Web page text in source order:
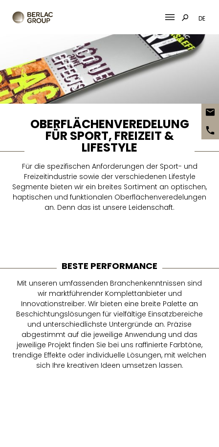
content
DE
OBERFLÄCHENVEREDELUNG
FÜR SPORT, FREIZEIT &
LIFESTYLE
Für die spezifischen Anforderungen der Sport- und
Freizeitindustrie sowie der verschiedenen Lifestyle
Segmente bieten wir ein breites Sortiment an optischen,
haptischen und funktionalen Oberflächenveredelungen
an. Denn das ist unsere Leidenschaft.
BESTE PERFORMANCE
Mit unseren umfassenden Branchenkenntnissen sind
wir marktführender Komplettanbieter und
Innovationstreiber. Wir bieten eine breite Palette an
Beschichtungslösungen für vielfältige Einsatzbereiche
und unterschiedlichste Untergründe an. Präzise
abgestimmt auf die jeweilige Anwendung und das
jeweilige Projekt finden Sie bei uns raffinierte Farbtöne,
trendige Effekte oder individuelle Lösungen, mit welchen
sich Ihre kreativen Ideen umsetzen lassen.